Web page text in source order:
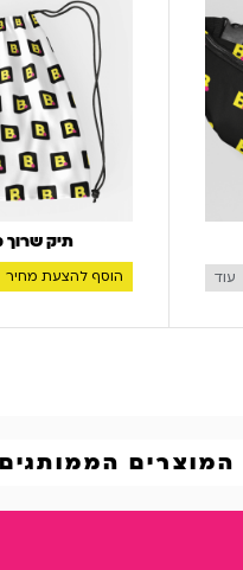
עוד
תיק שרוך
הוסף להצעת מחיר